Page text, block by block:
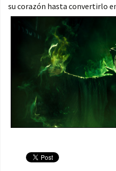
su corazón hasta convertirlo